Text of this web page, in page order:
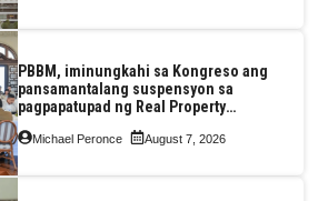
PBBM, iminungkahi sa Kongreso ang
pansamantalang suspensyon sa
pagpapatupad ng Real Property
Valuation and Assessment Reform Act
Michael Peronce August 7, 2026